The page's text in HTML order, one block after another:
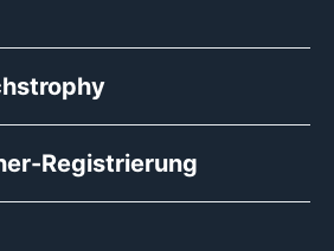
Registrierung